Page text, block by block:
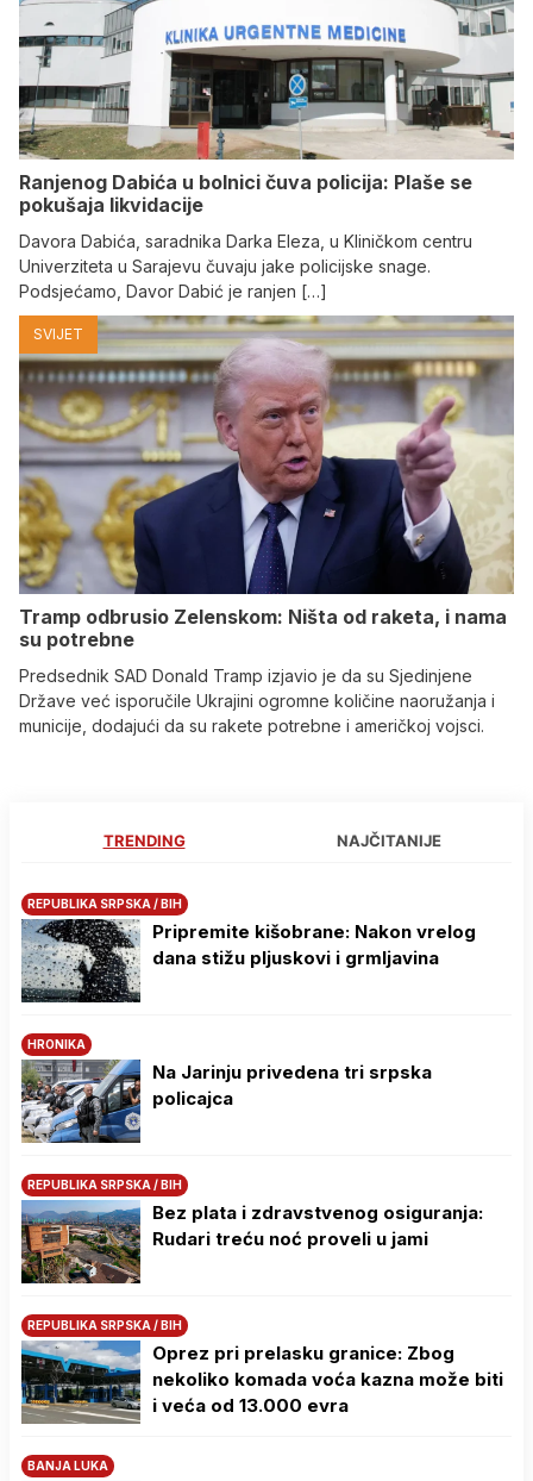
Ranjenog Dabića u bolnici čuva policija: Plaše se
pokušaja likvidacije
Davora Dabića, saradnika Darka Eleza, u Kliničkom centru
Univerziteta u Sarajevu čuvaju jake policijske snage.
Podsjećamo, Davor Dabić je ranjen […]
SVIJET
Tramp odbrusio Zelenskom: Ništa od raketa, i nama
su potrebne
Predsednik SAD Donald Tramp izjavio je da su Sjedinjene
Države već isporučile Ukrajini ogromne količine naoružanja i
municije, dodajući da su rakete potrebne i američkoj vojsci.
TRENDING NAJČITANIJE
REPUBLIKA SRPSKA / BIH
Pripremite kišobrane: Nakon vrelog
dana stižu pljuskovi i grmljavina
HRONIKA
Na Јarinju privedena tri srpska
policajca
REPUBLIKA SRPSKA / BIH
Bez plata i zdravstvenog osiguranja:
Rudari treću noć proveli u jami
REPUBLIKA SRPSKA / BIH
Oprez pri prelasku granice: Zbog
nekoliko komada voća kazna može biti
i veća od 13.000 evra
BANJA LUKA